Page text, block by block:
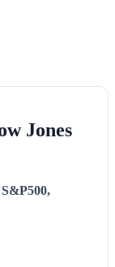
Jones
S&P500,